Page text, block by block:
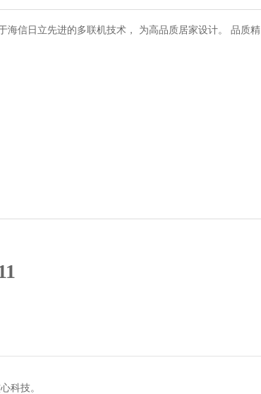
海信日立先进的多联机技术， 为高品质居家设计。 品质精
科技。